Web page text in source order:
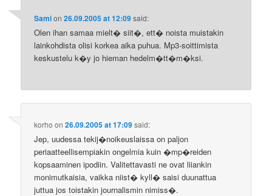
Samion26.09.2005 at 12:09said:
Olen ihan samaa mielt� siit�, ett� noista muistakin
lainkohdista olisi korkea aika puhua. Mp3-soittimista
keskustelu k�y jo hieman hedelm�tt�m�ksi.
korho on26.09.2005 at 17:09said:
Jep, uudessa tekij�noikeuslaissa on paljon
periaatteellisempiakin ongelmia kuin �mp�reiden
kopsaaminen ipodiin. Valitettavasti ne ovat liiankin
monimutkaisia, vaikka niist� kyll� saisi duunattua
juttua jos toistakin journalismin nimiss�.